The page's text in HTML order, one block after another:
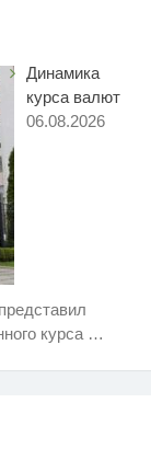
Динамика
курса валют
06.08.2026
курса …